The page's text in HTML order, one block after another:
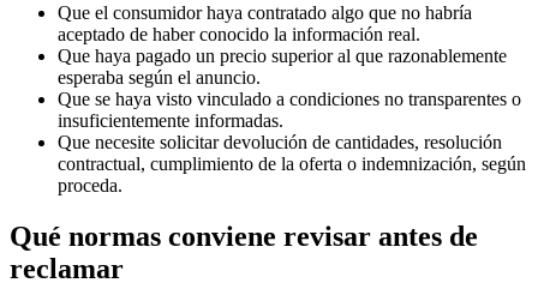
Que el consumidor haya contratado algo que no habría
aceptado de haber conocido la información real.
Que haya pagado un precio superior al que razonablemente
esperaba según el anuncio.
Que se haya visto vinculado a condiciones no transparentes o
insuficientemente informadas.
Que necesite solicitar devolución de cantidades, resolución
contractual, cumplimiento de la oferta o indemnización, según
proceda.
Qué normas conviene revisar antes de
reclamar